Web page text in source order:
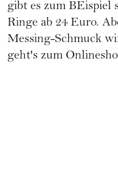
gibt es zum BEispiel
Ringe ab 24 Euro.
Messing-Schmuck
geht's zum